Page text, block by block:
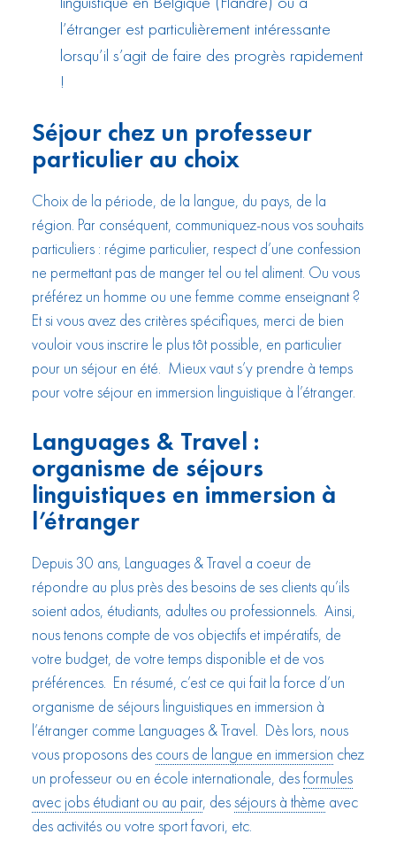
l’étranger est particulièrement intéressante
lorsqu’il s’agit de faire des progrès rapidement
!
Séjour chez un professeur
particulier au choix
Choix de la période, de la langue, du pays, de la
région. Par conséquent, communiquez-nous vos souhaits
particuliers : régime particulier, respect d’une confession
ne permettant pas de manger tel ou tel aliment. Ou vous
préférez un homme ou une femme comme enseignant ?
Et si vous avez des critères spécifiques, merci de bien
vouloir vous inscrire le plus tôt possible, en particulier
pour un séjour en été. Mieux vaut s’y prendre à temps
pour votre séjour en immersion linguistique à l’étranger.
Languages & Travel :
organisme de séjours
linguistiques en immersion à
l’étranger
Depuis 30 ans, Languages & Travel a coeur de
répondre au plus près des besoins de ses clients qu’ils
soient ados, étudiants, adultes ou professionnels. Ainsi,
nous tenons compte de vos objectifs et impératifs, de
votre budget, de votre temps disponible et de vos
préférences. En résumé, c’est ce qui fait la force d’un
organisme de séjours linguistiques en immersion à
l’étranger comme Languages & Travel. Dès lors, nous
vous proposons des cours de langue en immersion chez
un professeur ou en école internationale, desformules
avec jobs étudiant ou au pair, desséjours à thème avec
des activités ou votre sport favori, etc.